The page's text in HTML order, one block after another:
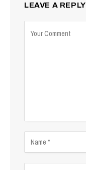
LEAVE A REPLY